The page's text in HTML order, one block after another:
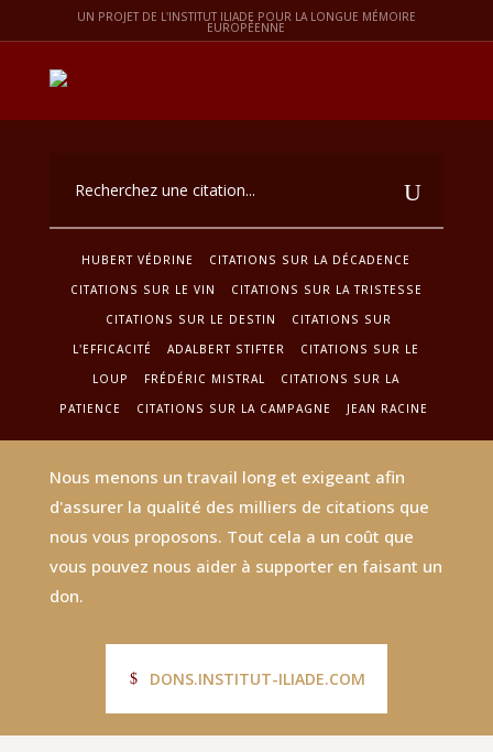
UN PROJET DE L'INSTITUT ILIADE POUR LA LONGUE MÉMOIRE
EUROPÉENNE
HUBERT VÉDRINE
CITATIONS SUR LA DÉCADENCE
CITATIONS SUR LE VIN
CITATIONS SUR LA TRISTESSE
CITATIONS SUR LE DESTIN
CITATIONS SUR
L'EFFICACITÉ
ADALBERT STIFTER
CITATIONS SUR LE
LOUP
FRÉDÉRIC MISTRAL
CITATIONS SUR LA
PATIENCE
CITATIONS SUR LA CAMPAGNE JEAN RACINE
Nous menons un travail long et exigeant afin
d'assurer la qualité des milliers de citations que
nous vous proposons. Tout cela a un coût que
vous pouvez nous aider à supporter en faisant un
don.
DONS.INSTITUT-ILIADE.COM